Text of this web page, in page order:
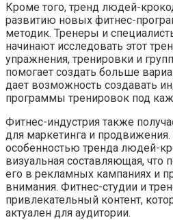
Кроме того, тренд людей-
развитию новых фитнес-
методик. Тренеры и
начинают исследовать этот
упражнения, тренировки и
помогает создать больше
дает возможность создавать
программы тренировок под
Фитнес-индустрия также
для маркетинга и продвижения.
особенностью тренда людей-
визуальная составляющая, что
его в рекламных кампаниях и
внимания. Фитнес-студии и
привлекательный контент,
актуален для аудитории.